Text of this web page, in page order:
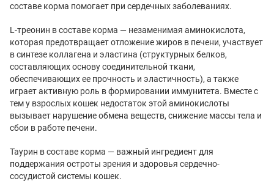
составе корма помогает при сердечных заболеваниях.
L-треонин в составе корма — незаменимая аминокислота,
которая предотвращает отложение жиров в печени, участвует
в синтезе коллагена и эластина (структурных белков,
составляющих основу соединительной ткани,
обеспечивающих ее прочность и эластичность), а также
играет активную роль в формировании иммунитета. Вместе с
тем у взрослых кошек недостаток этой аминокислоты
вызывает нарушение обмена веществ, снижение массы тела и
сбои в работе печени.
Таурин в составе корма — важный ингредиент для
поддержания остроты зрения и здоровья сердечно-
сосудистой системы кошек.